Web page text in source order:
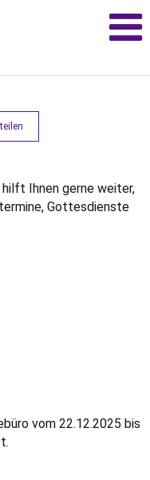
teilen
hilft Ihnen gerne weiter,
Gottesdienste
vom 22.12.2025 bis